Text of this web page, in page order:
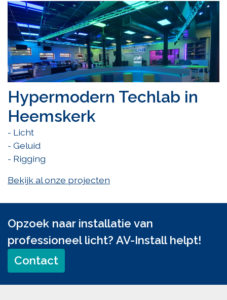
Hypermodern Techlab in
Heemskerk
- Licht
- Geluid
- Rigging
Bekijk al onze projecten
Opzoek naar installatie van
professioneel licht? AV-Install helpt!
Contact